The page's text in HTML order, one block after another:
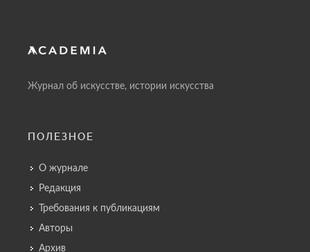
Журнал об искусстве, истории искусства
ПОЛЕЗНОЕ
О журнале
Редакция
Требования к публикациям
Авторы
Архив